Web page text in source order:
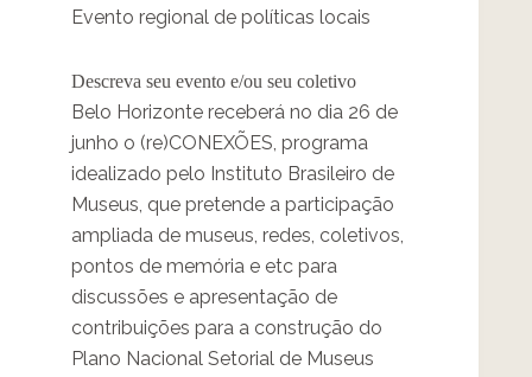
Evento regional de políticas locais
Descreva seu evento e/ou seu coletivo
Belo Horizonte receberá no dia 26 de
junho o (re)CONEXÕES, programa
idealizado pelo Instituto Brasileiro de
Museus, que pretende a participação
ampliada de museus, redes, coletivos,
pontos de memória e etc para
discussões e apresentação de
contribuições para a construção do
Plano Nacional Setorial de Museus